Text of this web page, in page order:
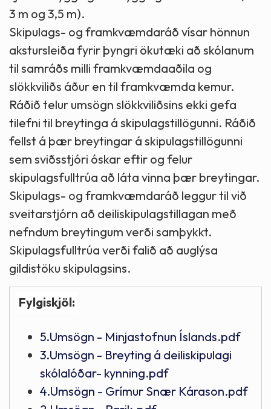
3 m og 3,5 m).
Skipulags- og framkvæmdaráð vísar hönnun
akstursleiða fyrir þyngri ökutæki að skólanum
til samráðs milli framkvæmdaaðila og
slökkviliðs áður en til framkvæmda kemur.
Ráðið telur umsögn slökkviliðsins ekki gefa
tilefni til breytinga á skipulagstillögunni. Ráðið
fellst á þær breytingar á skipulagstillögunni
sem sviðsstjóri óskar eftir og felur
skipulagsfulltrúa að láta vinna þær breytingar.
Skipulags- og framkvæmdaráð leggur til við
sveitarstjórn að deiliskipulagstillagan með
nefndum breytingum verði samþykkt.
Skipulagsfulltrúa verði falið að auglýsa
gildistöku skipulagsins.
Fylgiskjöl:
5.Umsögn - Minjastofnun Íslands.pdf
3.Umsögn - Breyting á deiliskipulagi
skólalóðar- kynning.pdf
4.Umsögn - Grímur Snær Kárason.pdf